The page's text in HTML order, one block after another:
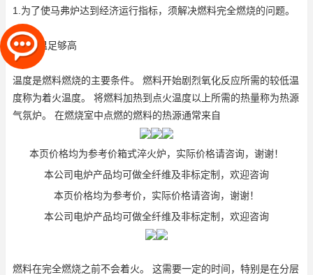
1.为了使马弗炉达到经济运行指标，须解决燃料完全燃烧的问题。
2，炉温足够高
温度是燃料燃烧的主要条件。 燃料开始剧烈氧化反应所需的较低温
度称为着火温度。 将燃料加热到点火温度以上所需的热量称为热源
气氛炉。 在燃烧室中点燃的燃料的热源通常来自
本页价格均为参考价箱式淬火炉，实际价格请咨询，谢谢！
本公司电炉产品均可做全纤维及非标定制，欢迎咨询
本页价格均为参考价，实际价格请咨询，谢谢！
本公司电炉产品均可做全纤维及非标定制，欢迎咨询
燃料在完全燃烧之前不会着火。 这需要一定的时间，特别是在分层